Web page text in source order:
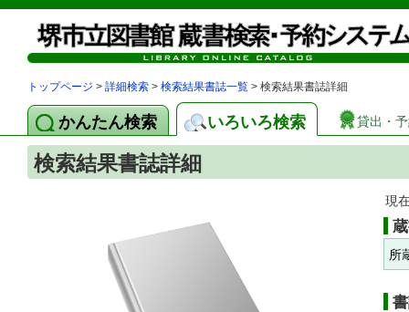
トップページ > 詳細検索 > 検索結果書誌一覧 > 検索結果書誌詳細
かんたん検索 いろいろ検索 貸出・
検索結果書誌詳細
現
所